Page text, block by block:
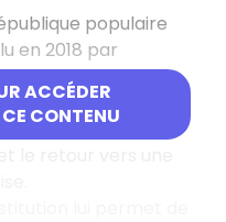
ACCÉDER
CONTENU
populaire
en 2018 par
Ses mandats
placer la Chine
développement